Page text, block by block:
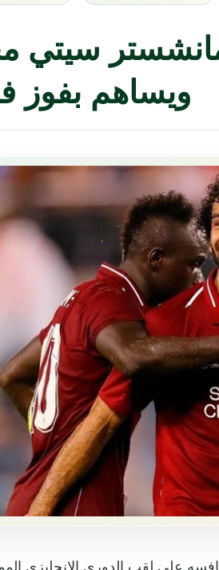
سيتي
ويساهم بفوز
على لقب الدوري الإنجليزي